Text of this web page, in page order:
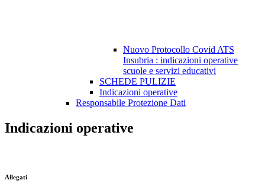
Nuovo Protocollo Covid ATS
Insubria : indicazioni operative
scuole e servizi educativi
SCHEDE PULIZIE
Indicazioni operative
Responsabile Protezione Dati
Indicazioni operative
Allegati